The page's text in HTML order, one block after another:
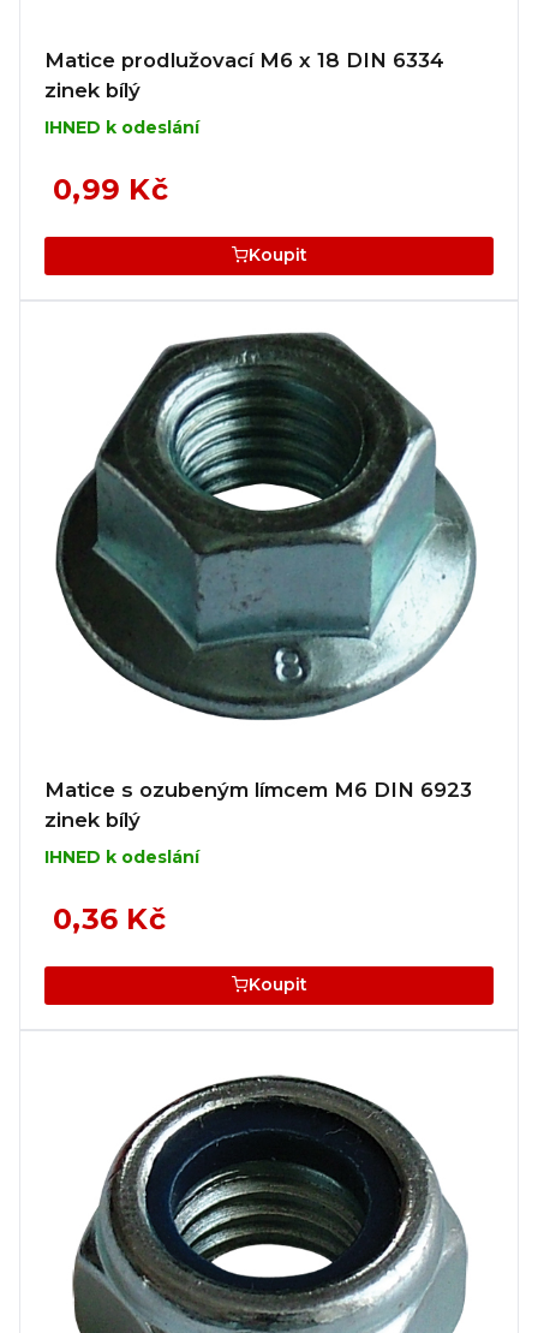
Matice prodlužovací M6 x 18 DIN 6334
zinek bílý
IHNED k odeslání
0,99 Kč
Koupit
Matice s ozubeným límcem M6 DIN 6923
zinek bílý
IHNED k odeslání
0,36 Kč
Koupit